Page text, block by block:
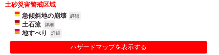
土砂災害警戒区域
急傾斜地の崩壊
詳細
土石流 詳細
地すべり 詳細
ハザードマップを表示する